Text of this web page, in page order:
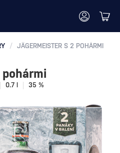
/ JÄGERMEISTER S 2 POHÁRMI
0.7 l 35 %